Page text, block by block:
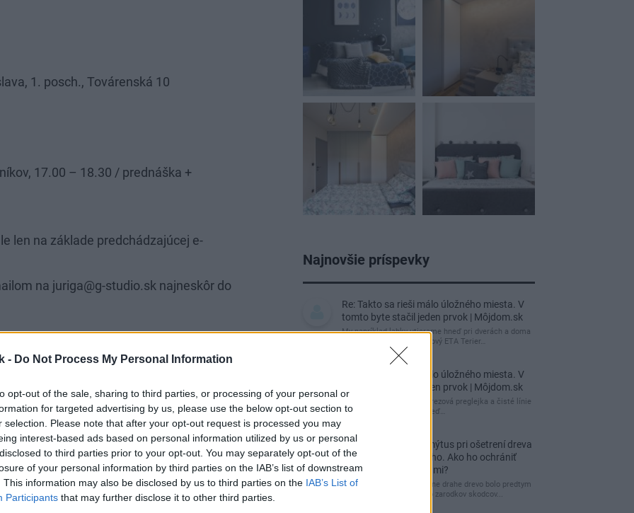
- Do Not Process My Personal Information
opt-out of the sale, sharing to third parties, or processing of your personal or
for targeted advertising by us, please use the below opt-out section to
selection. Please note that after your opt-out request is processed you may
interest-based ads based on personal information utilized by us or personal
to third parties prior to your opt-out. You may separately opt-out of the
of your personal information by third parties on the IAB’s list of downstream
This information may also be disclosed by us to third parties on the IAB’s List of
Participants that may further disclose it to other third parties.
1. posch., Továrenská 10
17.00 – 18.30 / prednáška +
len na základe predchádzajúcej e-
na juriga@g-studio.sk najneskôr do
Najnovšie príspevky
Re: Takto sa rieši málo úložného miesta. V
tomto byte stačil jeden prvok | Môjdom.sk
My napríklad labky utierame hneď pri dverách a doma
pred dvere používame tyčový ETA Terier…
Re: Takto sa rieši málo úložného miesta. V
tomto byte stačil jeden prvok | Môjdom.sk
Dizajn je to nádherný, tá brezová preglejka a čisté línie
vyzerajú super. Ale vždy, keď…
Re: Toto je najväčší mýtus pri ošetrení dreva
a môže vás vyjsť draho. Ako ho ochrániť
pred hnitím a škodcami?
clovek by cakal ze vysusene drahe drevo bolo predtym
naparovane aby sa zbavilo zarodkov skodcov...